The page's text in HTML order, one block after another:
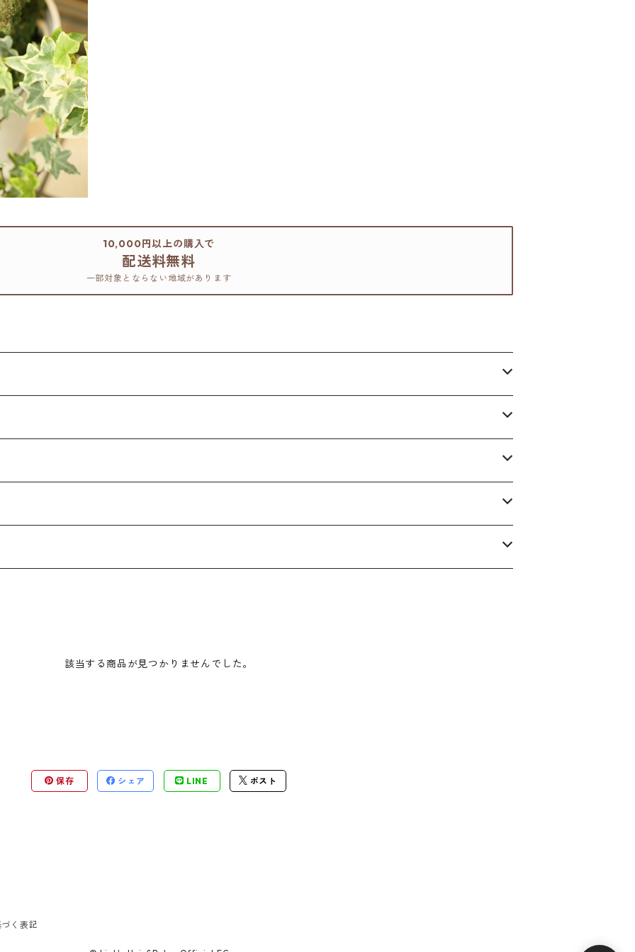
10,000円以上の購入で
配送料無料
一部対象とならない地域があります
該当する商品が見つかりませんでした。
保存 シェア LINE ポスト
く表記